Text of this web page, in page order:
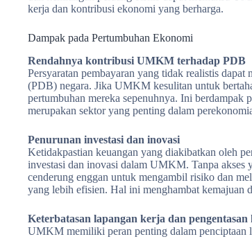
kerja dan kontribusi ekonomi yang berharga.
Dampak pada Pertumbuhan Ekonomi
Rendahnya kontribusi UMKM terhadap PDB
Persyaratan pembayaran yang tidak realistis
(PDB) negara. Jika UMKM kesulitan untuk
pertumbuhan mereka sepenuhnya. Ini
merupakan sektor yang penting dalam
Penurunan investasi dan inovasi
Ketidakpastian keuangan yang diakibatkan oleh
investasi dan inovasi dalam UMKM. Tanpa
cenderung enggan untuk mengambil risiko dan
yang lebih efisien. Hal ini menghambat
Keterbatasan lapangan kerja dan pengentasan
UMKM memiliki peran penting dalam penciptaan